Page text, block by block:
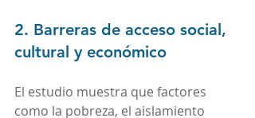
2. Barreras de acceso social,
cultural y económico
El estudio muestra que factores
como la pobreza, el aislamiento